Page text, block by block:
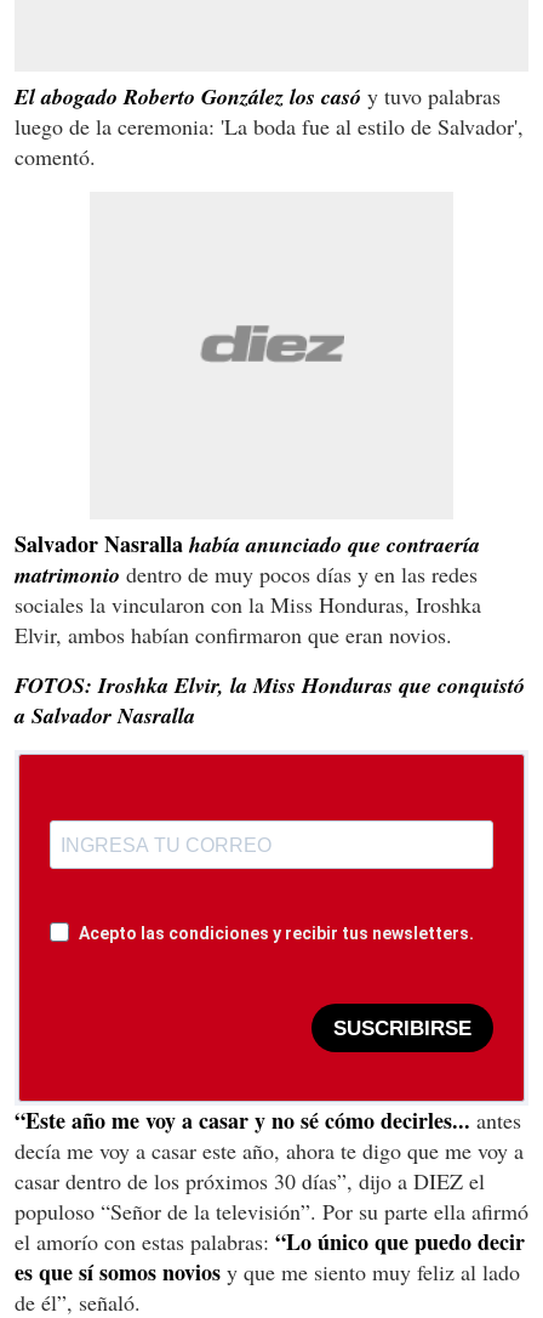
El abogado Roberto González los casó y tuvo palabras
luego de la ceremonia: 'La boda fue al estilo de Salvador',
comentó.
Salvador Nasralla había anunciado que contraería
matrimonio dentro de muy pocos días y en las redes
sociales la vincularon con la Miss Honduras, Iroshka
Elvir, ambos habían confirmaron que eran novios.
FOTOS: Iroshka Elvir, la Miss Honduras que conquistó
a Salvador Nasralla
Acepto las condiciones y recibir tus newsletters.
SUSCRIBIRSE
“Este año me voy a casar y no sé cómo decirles... antes
decía me voy a casar este año, ahora te digo que me voy a
casar dentro de los próximos 30 días”, dijo a DIEZ el
populoso “Señor de la televisión”. Por su parte ella afirmó
el amorío con estas palabras: “Lo único que puedo decir
es que sí somos novios y que me siento muy feliz al lado
de él”, señaló.